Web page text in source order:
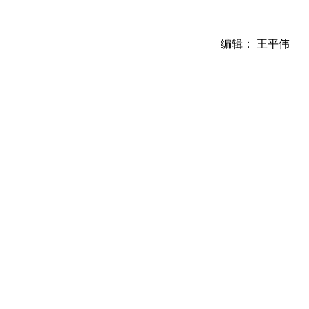
编辑： 王平伟